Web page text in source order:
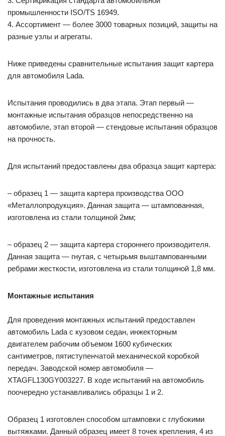
промышленности ISO/TS 16949.
4. Ассортимент — более 3000 товарных позиций, защиты на
разные узлы и агрегаты.
Ниже приведены сравнительные испытания защит картера
для автомобиля Lada.
Испытания проводились в два этапа. Этап первый —
монтажные испытания образцов непосредственно на
автомобиле, этап второй — стендовые испытания образцов
на прочность.
Для испытаний предоставлены два образца защит картера:
– образец 1 — защита картера производства ООО
«Металлопродукция». Данная защита — штампованная,
изготовлена из стали толщиной 2мм;
– образец 2 — защита картера стороннего производителя.
Данная защита — гнутая, с четырьмя выштампованными
ребрами жесткости, изготовлена из стали толщиной 1,8 мм.
Монтажные испытания
Для проведения монтажных испытаний предоставлен
автомобиль Lada с кузовом седан, инжекторным
двигателем рабочим объемом 1600 кубических
сантиметров, пятиступенчатой механической коробкой
передач. Заводской номер автомобиля —
XTAGFL130GY003227. В ходе испытаний на автомобиль
поочередно устанавливались образцы 1 и 2.
Образец 1 изготовлен способом штамповки с глубокими
вытяжками. Данный образец имеет 8 точек крепления, 4 из